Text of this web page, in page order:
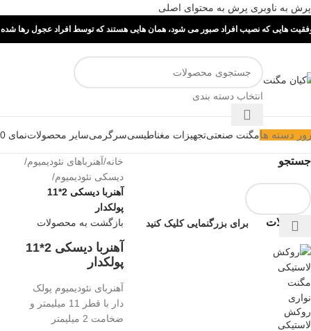
پرش به ناوبری پرش به محتوای اصلی
هایی که نصیب افراد صبور می شود، همان هایی هستند که توسط افراد عجول رها شده
انتخاب دسته بندی
دسته هامگنت صنعتیتجهیزات مغناطیسیسرگرمیسایر محصولاتنمای 360 درجه
جستجو
محصولات
روکش
لاستیکی
برای بزرگنمایی کلیک کنید
خانه/آهنرباهای نئودیمیوم/
دیسکی نئودیمیوم/
آهنربا دیسکی 2*11
پولکدار
بازگشت به محصولات
آهنربا دیسکی 2*11
پولکدار
آهنربای نئودیمیوم پولک
دار با قطر 11 میلیمتر و
ضخامت 2 میلیمتر